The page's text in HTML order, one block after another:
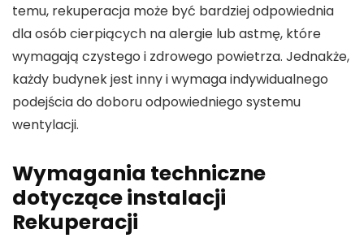
temu, rekuperacja może być bardziej odpowiednia
dla osób cierpiących na alergie lub astmę, które
wymagają czystego i zdrowego powietrza. Jednakże,
każdy budynek jest inny i wymaga indywidualnego
podejścia do doboru odpowiedniego systemu
wentylacji.
Wymagania techniczne
dotyczące instalacji
Rekuperacji